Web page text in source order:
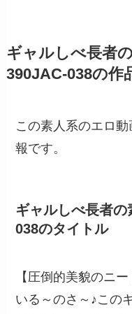
ギャルしべ長者
390JAC-038の作
この素人系のエロ動
報です。
ギャルしべ長者
038のタイトル
【圧倒的美貌のニ
いる～のさ～♪この